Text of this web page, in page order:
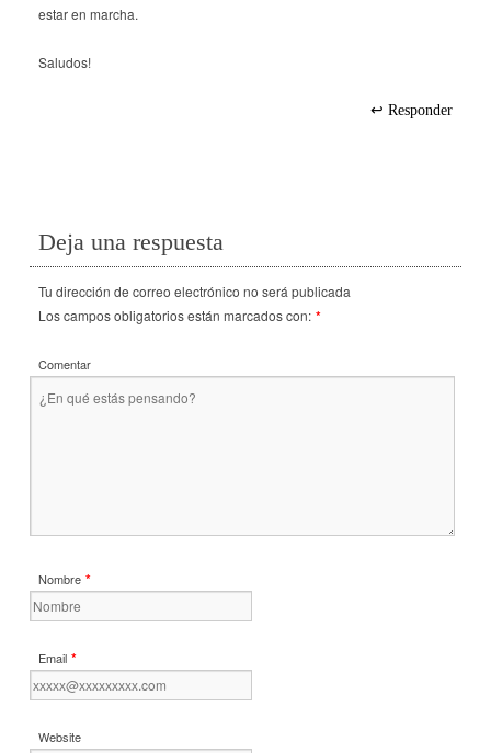
estar en marcha.
Saludos!
Responder
Deja una respuesta
Tu dirección de correo electrónico no será publicada
Los campos obligatorios están marcados con: *
Comentar
Nombre *
Email *
Website